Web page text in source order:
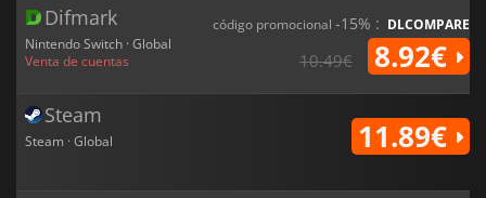
Difmark
Nintendo Switch · Global
Venta de cuentas
código promocional -15% : DLCOMPARE
10.49€ 8.92€
Steam
Steam · Global 11.89€